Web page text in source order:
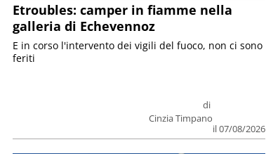
Etroubles: camper in fiamme nella
galleria di Echevennoz
di
Cinzia Timpano
il 07/08/2026
E in corso l'intervento dei vigili del fuoco, non ci sono
feriti